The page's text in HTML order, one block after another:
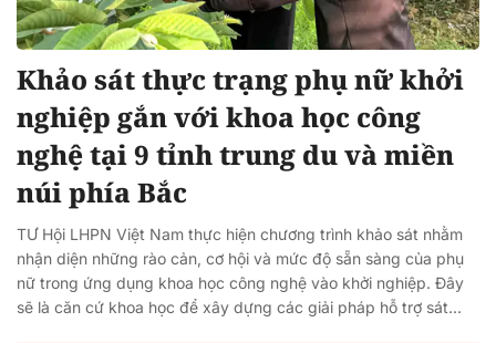
Khảo sát thực trạng phụ nữ khởi
nghiệp gắn với khoa học công
nghệ tại 9 tỉnh trung du và miền
núi phía Bắc
TƯ Hội LHPN Việt Nam thực hiện chương trình khảo sát nhằm
nhận diện những rào cản, cơ hội và mức độ sẵn sàng của phụ
nữ trong ứng dụng khoa học công nghệ vào khởi nghiệp. Đây
sẽ là căn cứ khoa học để xây dựng các giải pháp hỗ trợ sát...